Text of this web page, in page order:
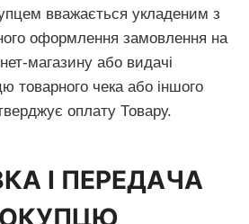
вважається укладеним з
оформлення замовлення на
магазину або видачі
товарного чека або іншого
оплату Товару.
І ПЕРЕДАЧА